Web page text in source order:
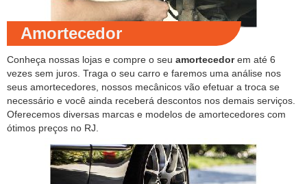
Amortecedor
Conheça nossas lojas e compre o seu amortecedorem até 6
vezes sem juros. Traga o seu carro e faremos uma análise nos
seus amortecedores, nossos mecânicos vão efetuar a troca se
necessário e você ainda receberá descontos nos demais serviços.
Oferecemos diversas marcas e modelos de amortecedores com
ótimos preços no RJ.